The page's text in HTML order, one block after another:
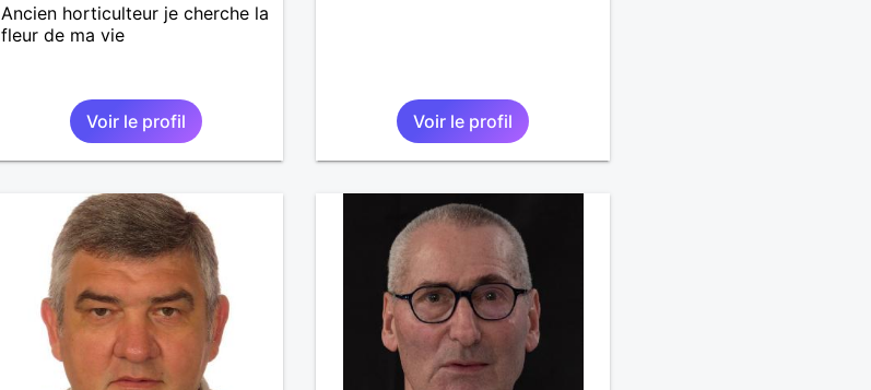
Ancien horticulteur je cherche la
fleur de ma vie
Voir le profil Voir le profil